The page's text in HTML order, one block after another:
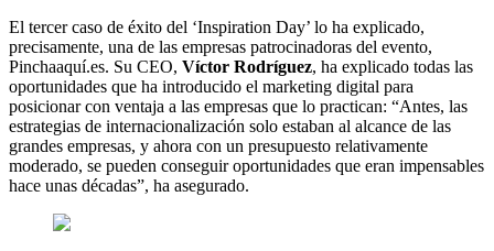
El tercer caso de éxito del ‘Inspiration Day’ lo ha explicado,
precisamente, una de las empresas patrocinadoras del evento,
Pinchaaquí.es. Su CEO, Víctor Rodríguez, ha explicado todas las
oportunidades que ha introducido el marketing digital para
posicionar con ventaja a las empresas que lo practican: “Antes, las
estrategias de internacionalización solo estaban al alcance de las
grandes empresas, y ahora con un presupuesto relativamente
moderado, se pueden conseguir oportunidades que eran impensables
hace unas décadas”, ha asegurado.